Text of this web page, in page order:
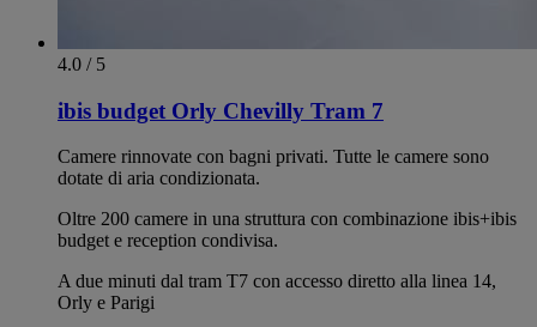
4.0 / 5
ibis budget Orly Chevilly Tram 7
Camere rinnovate con bagni privati. Tutte le camere sono
dotate di aria condizionata.
Oltre 200 camere in una struttura con combinazione ibis+ibis
budget e reception condivisa.
A due minuti dal tram T7 con accesso diretto alla linea 14,
Orly e Parigi